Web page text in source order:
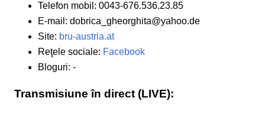
Telefon mobil: 0043-676.536.23.85
E-mail: dobrica_gheorghita@yahoo.de
Site: bru-austria.at
Reţele sociale: Facebook
Bloguri: -
Transmisiune în direct (LIVE):